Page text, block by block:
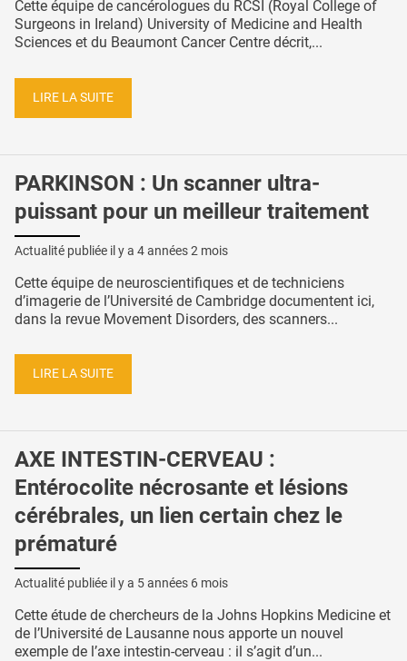
Cette équipe de cancérologues du RCSI (Royal College of
Surgeons in Ireland) University of Medicine and Health
Sciences et du Beaumont Cancer Centre décrit,...
LIRE LA SUITE
PARKINSON : Un scanner ultra-
puissant pour un meilleur traitement
Actualité publiée il y a 4 années 2 mois
Cette équipe de neuroscientifiques et de techniciens
d’imagerie de l’Université de Cambridge documentent ici,
dans la revue Movement Disorders, des scanners...
LIRE LA SUITE
AXE INTESTIN-CERVEAU :
Entérocolite nécrosante et lésions
cérébrales, un lien certain chez le
prématuré
Actualité publiée il y a 5 années 6 mois
Cette étude de chercheurs de la Johns Hopkins Medicine et
de l’Université de Lausanne nous apporte un nouvel
exemple de l’axe intestin-cerveau : il s’agit d’un...